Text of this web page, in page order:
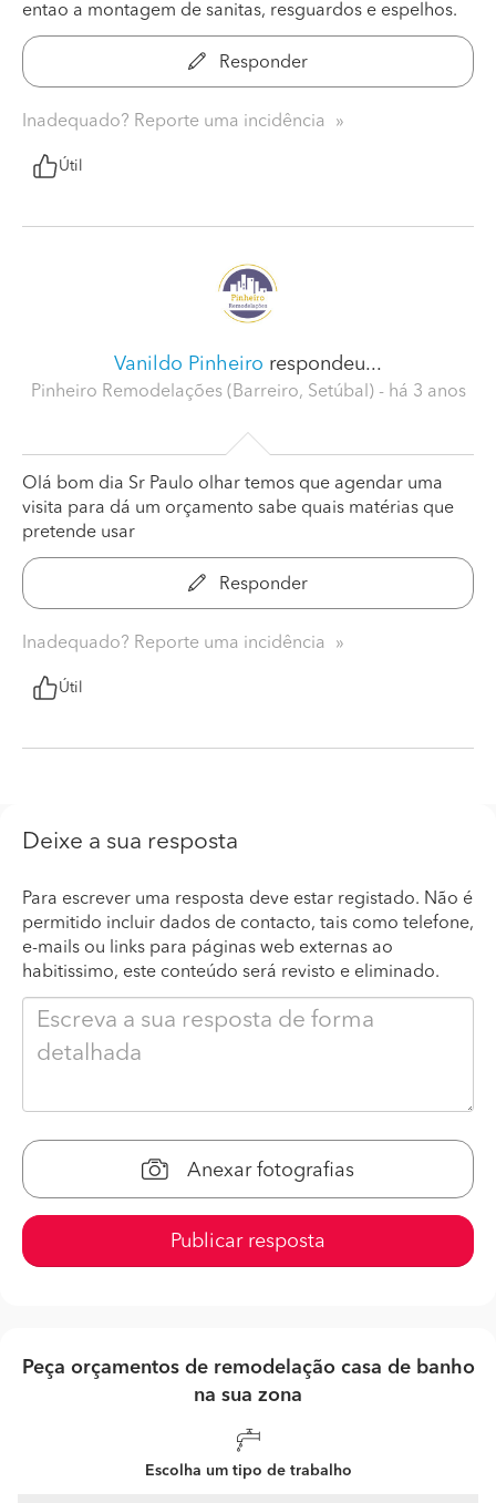
entao a montagem de sanitas, resguardos e espelhos.
Responder
Inadequado? Reporte uma incidência
Útil
Vanildo Pinheiro respondeu...
Pinheiro Remodelações (Barreiro, Setúbal) - há 3 anos
Olá bom dia Sr Paulo olhar temos que agendar uma
visita para dá um orçamento sabe quais matérias que
pretende usar
Responder
Inadequado? Reporte uma incidência
Útil
Deixe a sua resposta
Para escrever uma resposta deve estar registado. Não é
permitido incluir dados de contacto, tais como telefone,
e-mails ou links para páginas web externas ao
habitissimo, este conteúdo será revisto e eliminado.
Anexar fotografias
Publicar resposta
Peça orçamentos de remodelação casa de banho
na sua zona
Escolha um tipo de trabalho